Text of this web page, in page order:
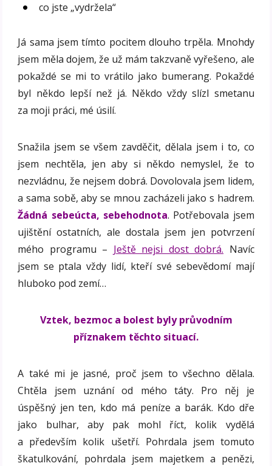
co jste „vydržela“
Já sama jsem tímto pocitem dlouho trpěla. Mnohdy
jsem měla dojem, že už mám takzvaně vyřešeno, ale
pokaždé se mi to vrátilo jako bumerang. Pokaždé
byl někdo lepší než já. Někdo vždy slízl smetanu
za moji práci, mé úsilí.
Snažila jsem se všem zavděčit, dělala jsem i to, co
jsem nechtěla, jen aby si někdo nemyslel, že to
nezvládnu, že nejsem dobrá. Dovolovala jsem lidem,
a sama sobě, aby se mnou zacházeli jako s hadrem.
Žádná sebeúcta, sebehodnota. Potřebovala jsem
ujištění ostatních, ale dostala jsem jen potvrzení
mého programu – Ještě nejsi dost dobrá. Navíc
jsem se ptala vždy lidí, kteří své sebevědomí mají
hluboko pod zemí…
Vztek, bezmoc a bolest byly průvodním
příznakem těchto situací.
A také mi je jasné, proč jsem to všechno dělala.
Chtěla jsem uznání od mého táty. Pro něj je
úspěšný jen ten, kdo má peníze a barák. Kdo dře
jako bulhar, aby pak mohl říct, kolik vydělá
a především kolik ušetří. Pohrdala jsem tomuto
škatulkování, pohrdala jsem majetkem a penězi,